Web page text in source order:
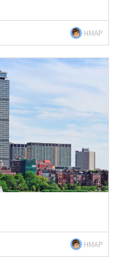
HMAP
HMAP